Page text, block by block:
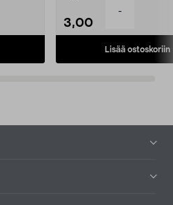
-
3,00
Lisää ostoskoriin